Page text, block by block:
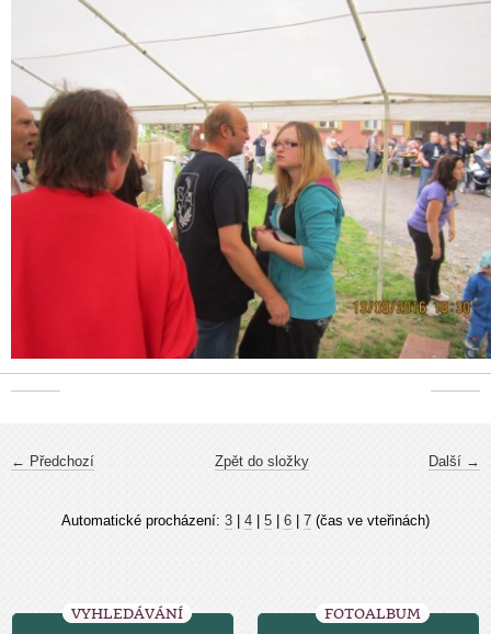
← Předchozí Další →
Zpět do složky
Automatické procházení: 3 4 5 6 7 (čas ve vteřinách)
VYHLEDÁVÁNÍ FOTOALBUM